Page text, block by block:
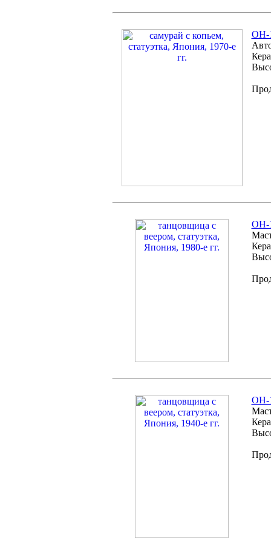
OH-
OH-
OH-